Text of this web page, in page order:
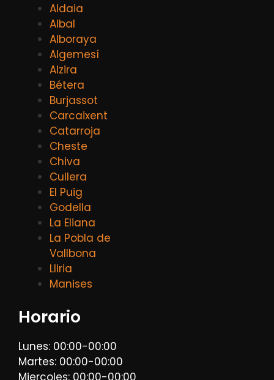
Aldaia
Albal
Alboraya
Algemesí
Alzira
Bétera
Burjassot
Carcaixent
Catarroja
Cheste
Chiva
Cullera
El Puig
Godella
La Eliana
La Pobla de
Vallbona
Lliria
Manises
Horario
Lunes: 00:00-00:00
Martes: 00:00-00:00
Miercoles: 00:00-00:00